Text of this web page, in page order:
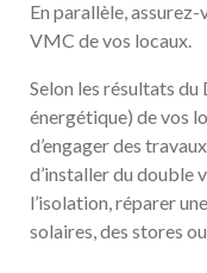
En parallèle, assurez-
VMC de vos locaux.
Selon les résultats du
énergétique) de vos
d’engager des
d’installer du double
l’isolation, réparer
solaires, des stores